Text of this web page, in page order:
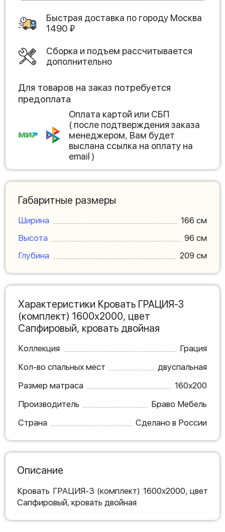
Быстрая доставка по городу Москва
1490 ₽
Сборка и подъем рассчитывается
дополнительно
Для товаров на заказ потребуется
предоплата
Оплата картой или СБП
( после подтверждения заказа
менеджером, Вам будет
выслана ссылка на оплату на
email )
Габаритные размеры
Ширина
166 см
Высота
96 см
Глубина
209 см
Характеристики Кровать ГРАЦИЯ-3
(комплект) 1600х2000, цвет
Сапфировый, кровать двойная
Коллекция
Грация
Кол-во спальных мест
двуспальная
Размер матраса
160х200
Производитель
Браво Мебель
Страна
Сделано в России
Описание
Кровать ГРАЦИЯ-3 (комплект) 1600х2000, цвет
Сапфировый, кровать двойная